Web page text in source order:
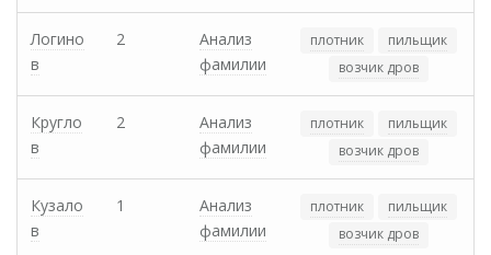
Логино
в
2
Анализ
фамилии
плотник
пильщик
возчик дров
Кругло
в
2
Анализ
фамилии
плотник
пильщик
возчик дров
Кузало
в
1
Анализ
фамилии
плотник
пильщик
возчик дров